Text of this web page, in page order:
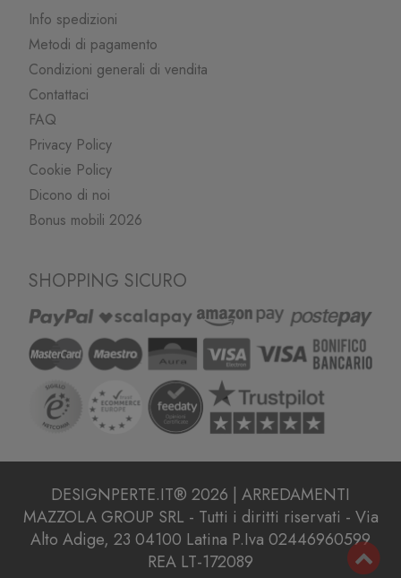
Info spedizioni
Metodi di pagamento
Condizioni generali di vendita
Contattaci
FAQ
Privacy Policy
Cookie Policy
Dicono di noi
Bonus mobili 2026
SHOPPING SICURO
DESIGNPERTE.IT® 2026 | ARREDAMENTI
MAZZOLA GROUP SRL - Tutti i diritti riservati - Via
Alto Adige, 23 04100 Latina P.Iva 02446960599
REA LT-172089